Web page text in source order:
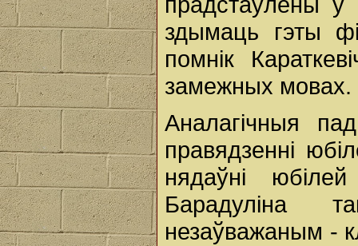
здымаць гэты
помнік
замежных мовах.
Аналагічныя
правядзенні
нядаўні
Барадуліна
незаўважаным -